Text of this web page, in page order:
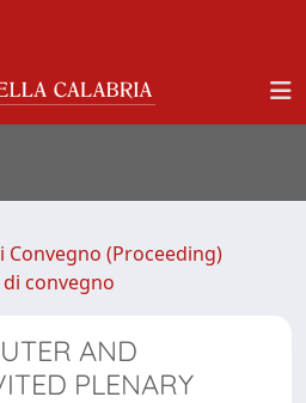
(Proceeding)
convegno
AND
PLENARY